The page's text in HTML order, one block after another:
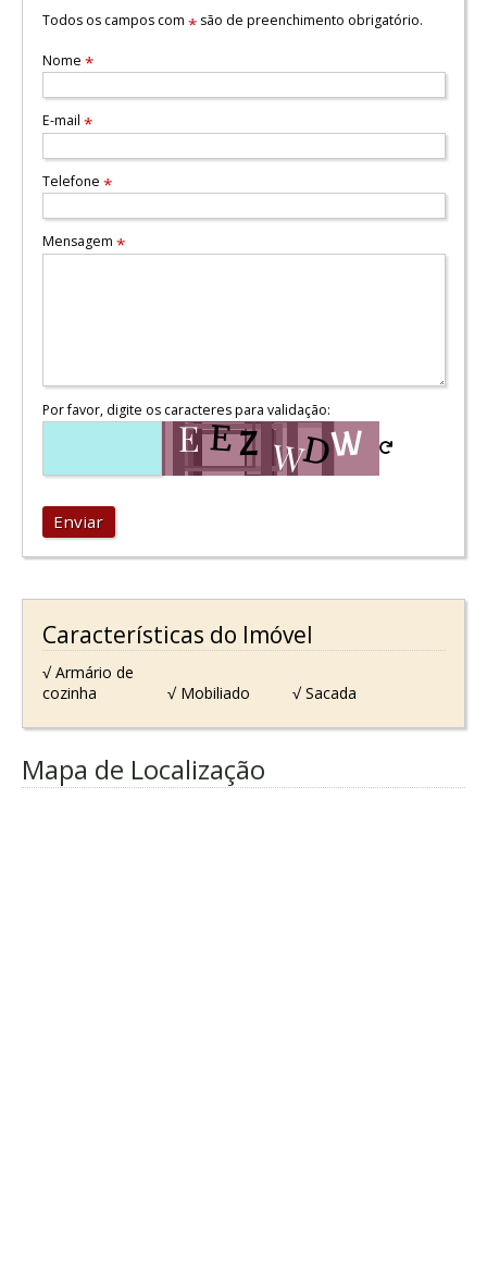
Todos os campos com *são de preenchimento obrigatório.
Nome *
E-mail *
Telefone *
Mensagem *
Por favor, digite os caracteres para validação:
Enviar
Características do Imóvel
√ Armário de
cozinha
√ Mobiliado √ Sacada
Mapa de Localização